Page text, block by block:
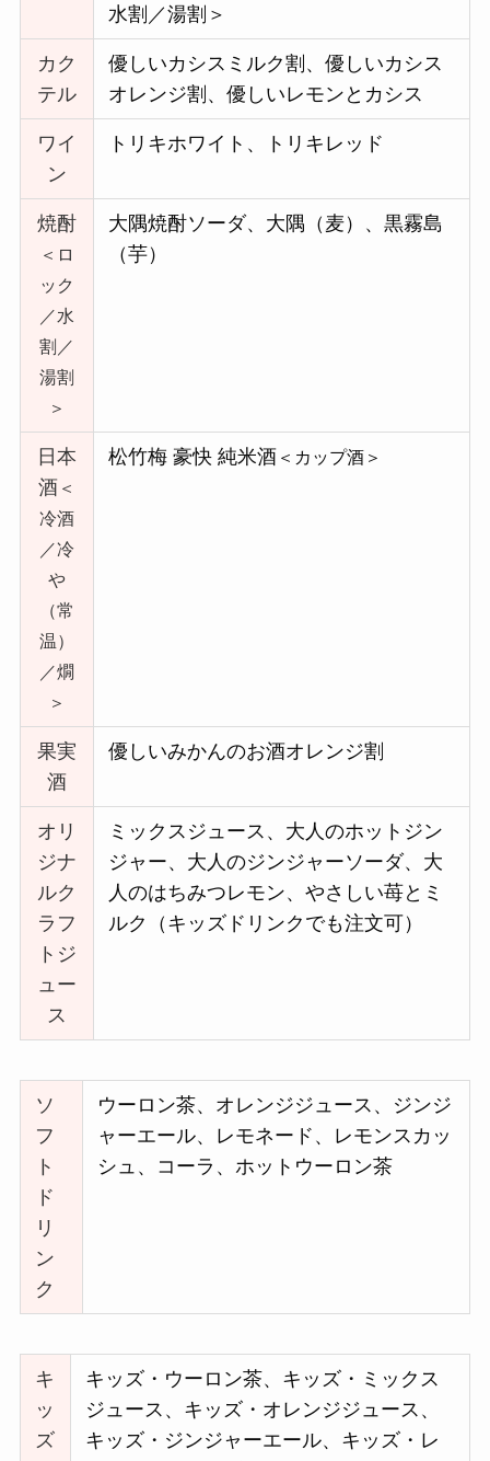
水割／湯割＞
カク
テル
優しいカシスミルク割、優しいカシス
オレンジ割、優しいレモンとカシス
ワイ
ン
トリキホワイト、トリキレッド
焼酎
＜ロ
ック
／水
割／
湯割
＞
大隅焼酎ソーダ、大隅（麦）、黒霧島
（芋）
日本
酒 ＜
冷酒
／冷
や
（常
温）
／燗
＞
松竹梅 豪快 純米酒 ＜カップ酒＞
果実
酒
優しいみかんのお酒オレンジ割
オリ
ジナ
ルク
ラフ
トジ
ュー
ス
ミックスジュース、大人のホットジン
ジャー、大人のジンジャーソーダ、大
人のはちみつレモン、やさしい苺とミ
ルク（キッズドリンクでも注文可）
ソ
フ
ト
ド
リ
ン
ク
ウーロン茶、オレンジジュース、ジンジ
ャーエール、レモネード、レモンスカッ
シュ、コーラ、ホットウーロン茶
キ
ッ
ズ
キッズ・ウーロン茶、キッズ・ミックス
ジュース、キッズ・オレンジジュース、
キッズ・ジンジャーエール、キッズ・レ